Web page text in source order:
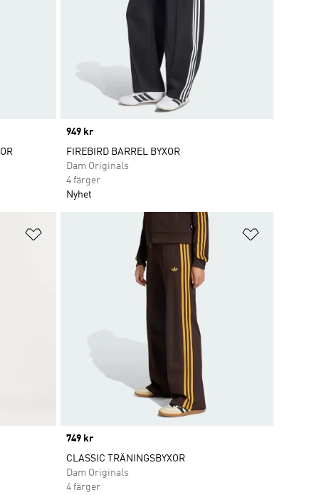
Price
949 kr
FIREBIRD BARREL BYXOR
Dam Originals
4 färger
Nyhet
Lägg till på önskelistan
Price
749 kr
CLASSIC TRÄNINGSBYXOR
Dam Originals
4 färger